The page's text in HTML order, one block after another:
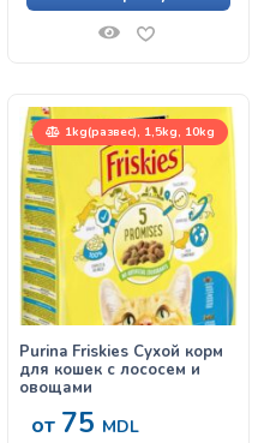
1kg(развес), 1,5kg, 10kg
Purina Friskies Сухой корм
для кошек с лососем и
овощами
от 75 MDL